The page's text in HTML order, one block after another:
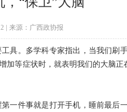
| 来源：广西政协报
。多学科专家指出，当我们刷
等症状时，就表明我们的大脑正
件事就是打开手机，睡前最后